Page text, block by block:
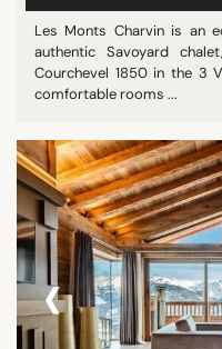
Les Monts Charvin is an
authentic Savoyard
Courchevel 1850 in the 3
comfortable rooms ...
‹